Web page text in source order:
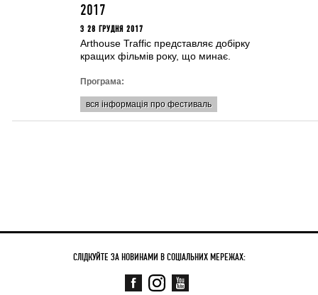
2017
З 28 ГРУДНЯ 2017
Arthouse Traffic представляє добірку
кращих фільмів року, що минає.
Програма:
вся інформація про фестиваль
СЛІДКУЙТЕ ЗА НОВИНАМИ В СОЦІАЛЬНИХ МЕРЕЖАХ: